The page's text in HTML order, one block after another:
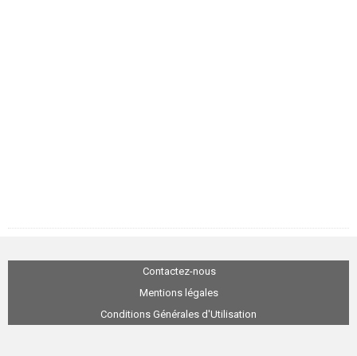
Contactez-nous
Mentions légales
Conditions Générales d'Utilisation